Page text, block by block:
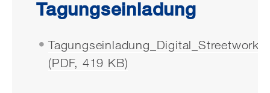
Tagungseinladung
(PDF, 419 KB)